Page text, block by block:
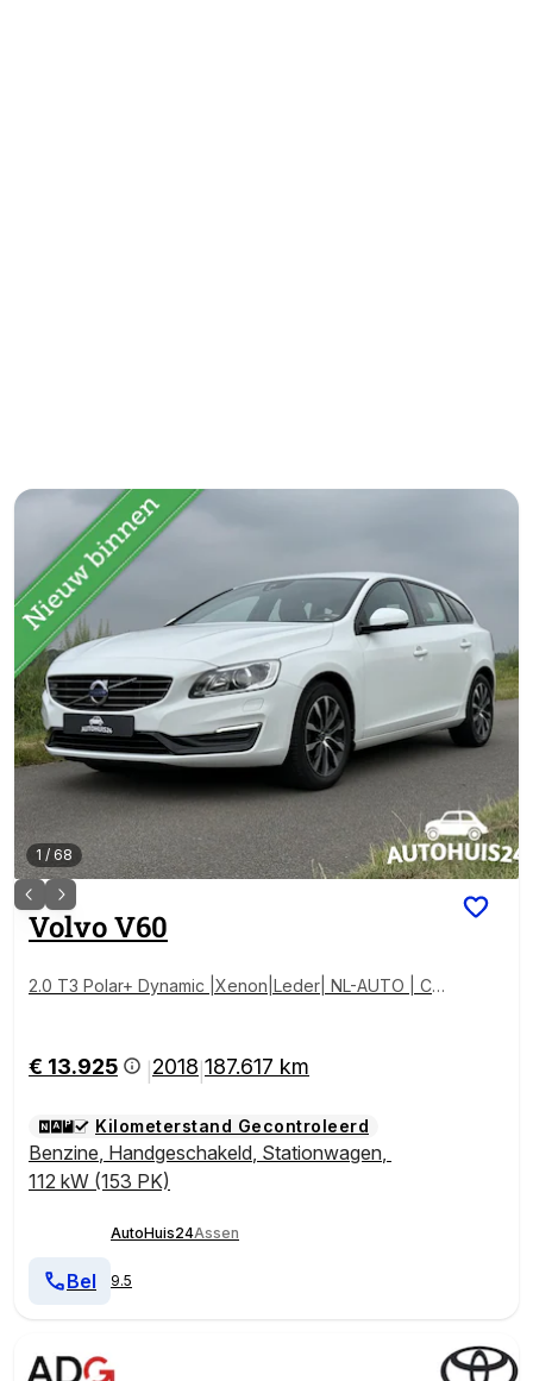
1 / 68
VolvoV60
2.0 T3 Polar+ Dynamic |Xenon|Leder| NL-AUTO | Cru
€ 13.925 2018 187.617 km
Kilometerstand Gecontroleerd
Benzine, Handgeschakeld, Stationwagen,
112 kW (153 PK)
AutoHuis24Assen
9.5
Bel